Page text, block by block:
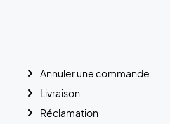
Annuler une commande
Livraison
Réclamation